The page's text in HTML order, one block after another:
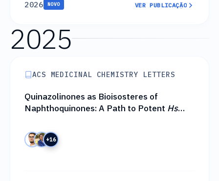
2026 NOVO
VER PUBLICAÇÃO
2025
ACS MEDICINAL CHEMISTRY LETTERS
Quinazolinones as Bioisosteres of
Naphthoquinones: A Path to Potent Hs
Properties
+16